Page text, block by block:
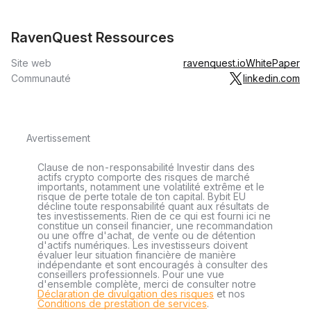
RavenQuest Ressources
Site web ravenquest.ioWhitePaper
Communauté
linkedin.com
Avertissement
Clause de non-responsabilité Investir dans des
actifs crypto comporte des risques de marché
importants, notamment une volatilité extrême et le
risque de perte totale de ton capital. Bybit EU
décline toute responsabilité quant aux résultats de
tes investissements. Rien de ce qui est fourni ici ne
constitue un conseil financier, une recommandation
ou une offre d'achat, de vente ou de détention
d'actifs numériques. Les investisseurs doivent
évaluer leur situation financière de manière
indépendante et sont encouragés à consulter des
conseillers professionnels. Pour une vue
d'ensemble complète, merci de consulter notre
Déclaration de divulgation des risques et nos
Conditions de prestation de services.